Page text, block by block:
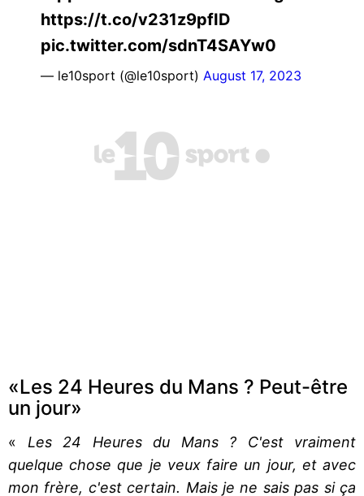
https://t.co/v231z9pfID
pic.twitter.com/sdnT4SAYw0
— le10sport (@le10sport) August 17, 2023
«Les 24 Heures du Mans ? Peut-être
un jour»
« Les 24 Heures du Mans ? C'est vraiment
quelque chose que je veux faire un jour, et avec
mon frère, c'est certain. Mais je ne sais pas si ça